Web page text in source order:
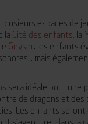
plusieurs espaces de
la Cité des enfants, la
Geyser, les enfants
mais
sera idéale pour une
de dragons et des
Les enfants seront